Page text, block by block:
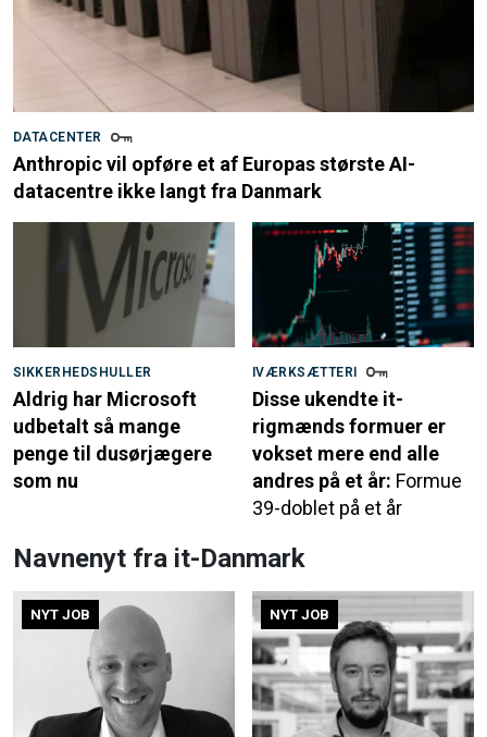
DATACENTER
Anthropic vil opføre et af Europas største AI-
datacentre ikke langt fra Danmark
SIKKERHEDSHULLER
Aldrig har Microsoft
udbetalt så mange
penge til dusørjægere
som nu
IVÆRKSÆTTERI
Disse ukendte it-
rigmænds formuer er
vokset mere end alle
andres på et år: Formue
39-doblet på et år
Navnenyt fra it-Danmark
NYT JOB NYT JOB